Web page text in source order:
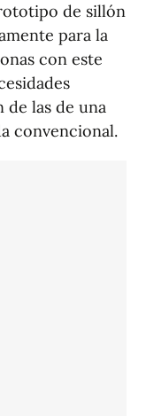
de sillón
para la
con este
de las de una
convencional.